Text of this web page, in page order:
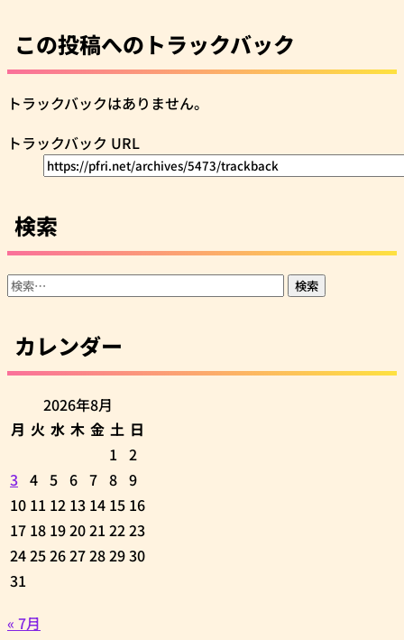
この投稿へのトラックバック
トラックバックはありません。
トラックバック URL
検索
検
カレンダー
2026年8月
月 火 水 木 金 土 日
1 2
3 4 5 6 7 8 9
10 11 12 13 14 15 16
17 18 1920212223
24252627282930
31
« 7月